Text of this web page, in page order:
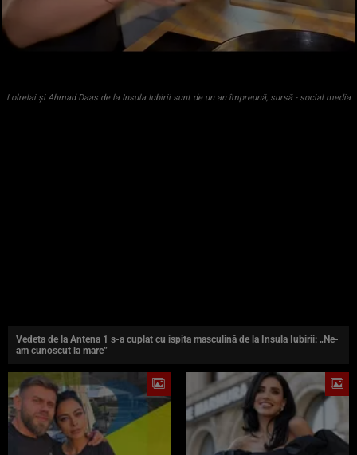
Lolrelai și Ahmad Daas de la Insula Iubirii sunt de un an împreună, sursă - social media
Vedeta de la Antena 1 s-a cuplat cu ispita masculină de la Insula Iubirii: „Ne-
am cunoscut la mare”